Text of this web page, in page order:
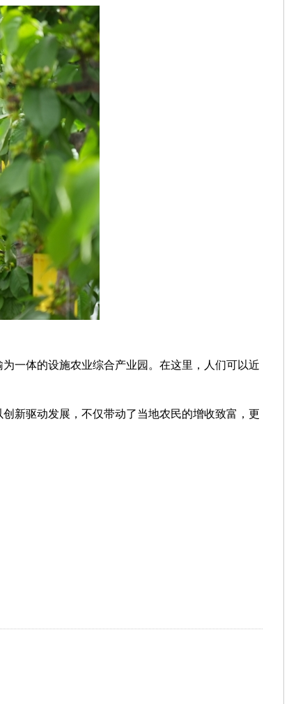
一体的设施农业综合产业园。在这里，人们可以近
新驱动发展，不仅带动了当地农民的增收致富，更